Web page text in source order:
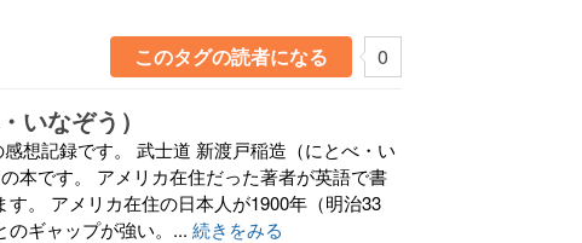
このタグの読者になる 0
いなぞう）
想記録です。 武士道 新渡戸稲造（にとべ・い
本です。 アメリカ在住だった著者が英語で書
。 アメリカ在住の日本人が1900年（明治33
のギャップが強い。... 続きをみる